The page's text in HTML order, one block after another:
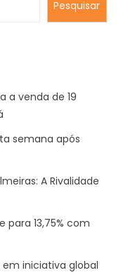
Pesquisar
a venda de 19
semana após
A Rivalidade
para 13,75% com
iniciativa global